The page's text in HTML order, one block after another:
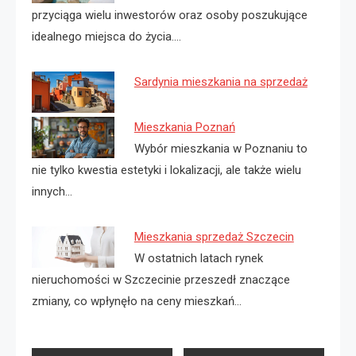
przyciąga wielu inwestorów oraz osoby poszukujące
idealnego miejsca do życia.…
Sardynia mieszkania na sprzedaż
Mieszkania Poznań
Wybór mieszkania w Poznaniu to
nie tylko kwestia estetyki i lokalizacji, ale także wielu
innych…
Mieszkania sprzedaż Szczecin
W ostatnich latach rynek
nieruchomości w Szczecinie przeszedł znaczące
zmiany, co wpłynęło na ceny mieszkań…